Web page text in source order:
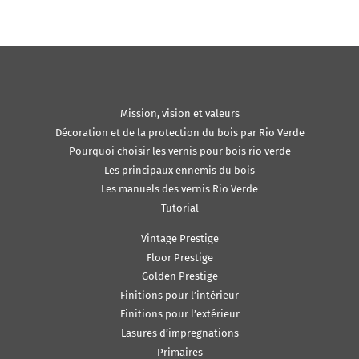
Mission, vision et valeurs
Décoration et de la protection du bois par Rio Verde
Pourquoi choisir les vernis pour bois rio verde
Les principaux ennemis du bois
Les manuels des vernis Rio Verde
Tutorial
Vintage Prestige
Floor Prestige
Golden Prestige
Finitions pour l’intérieur
Finitions pour l’extérieur
Lasures d’impregnations
Primaires